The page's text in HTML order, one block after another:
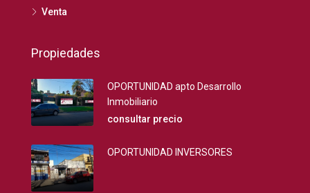
Venta
Propiedades
OPORTUNIDAD apto Desarrollo
Inmobiliario
consultar precio
OPORTUNIDAD INVERSORES